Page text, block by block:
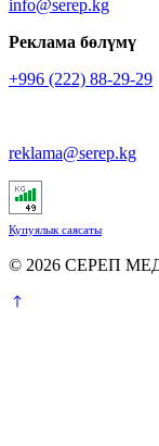
info@serep.kg
Реклама бөлүмү
+996 (222) 88-29-29
reklama@serep.kg
Купуялык саясаты
© 2026 СЕРЕП